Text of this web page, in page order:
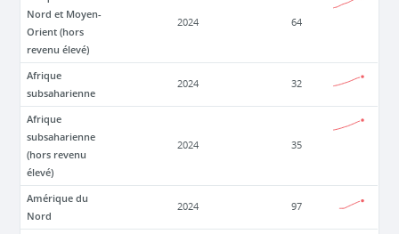
Nord et Moyen-
Orient (hors
revenu élevé)
2024 64
Afrique
subsaharienne
2024 32
Afrique
subsaharienne
(hors revenu
élevé)
2024 35
Amérique du
Nord
2024 97